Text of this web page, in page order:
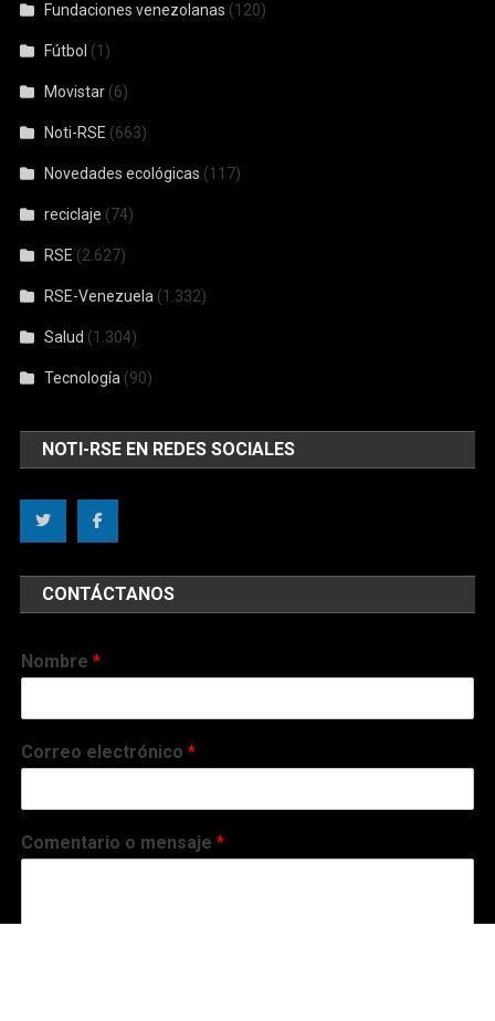
Fundaciones venezolanas (120)
Fútbol (1)
Movistar (6)
Noti-RSE (663)
Novedades ecológicas (117)
reciclaje (74)
RSE (2.627)
RSE-Venezuela (1.332)
Salud (1.304)
Tecnología (90)
NOTI-RSE EN REDES SOCIALES
CONTÁCTANOS
Nombre*
Correo electrónico*
Comentario o mensaje*